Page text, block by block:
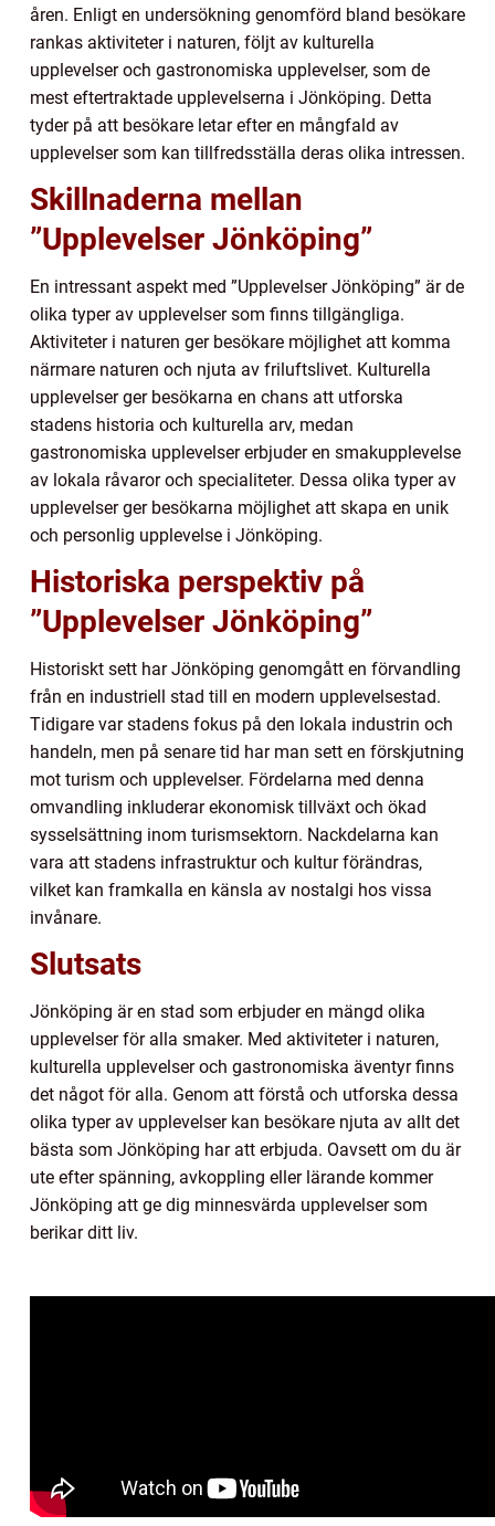
åren. Enligt en undersökning genomförd bland besökare
rankas aktiviteter i naturen, följt av kulturella
upplevelser och gastronomiska upplevelser, som de
mest eftertraktade upplevelserna i Jönköping. Detta
tyder på att besökare letar efter en mångfald av
upplevelser som kan tillfredsställa deras olika intressen.
Skillnaderna mellan
”Upplevelser Jönköping”
En intressant aspekt med ”Upplevelser Jönköping” är de
olika typer av upplevelser som finns tillgängliga.
Aktiviteter i naturen ger besökare möjlighet att komma
närmare naturen och njuta av friluftslivet. Kulturella
upplevelser ger besökarna en chans att utforska
stadens historia och kulturella arv, medan
gastronomiska upplevelser erbjuder en smakupplevelse
av lokala råvaror och specialiteter. Dessa olika typer av
upplevelser ger besökarna möjlighet att skapa en unik
och personlig upplevelse i Jönköping.
Historiska perspektiv på
”Upplevelser Jönköping”
Historiskt sett har Jönköping genomgått en förvandling
från en industriell stad till en modern upplevelsestad.
Tidigare var stadens fokus på den lokala industrin och
handeln, men på senare tid har man sett en förskjutning
mot turism och upplevelser. Fördelarna med denna
omvandling inkluderar ekonomisk tillväxt och ökad
sysselsättning inom turismsektorn. Nackdelarna kan
vara att stadens infrastruktur och kultur förändras,
vilket kan framkalla en känsla av nostalgi hos vissa
invånare.
Slutsats
Jönköping är en stad som erbjuder en mängd olika
upplevelser för alla smaker. Med aktiviteter i naturen,
kulturella upplevelser och gastronomiska äventyr finns
det något för alla. Genom att förstå och utforska dessa
olika typer av upplevelser kan besökare njuta av allt det
bästa som Jönköping har att erbjuda. Oavsett om du är
ute efter spänning, avkoppling eller lärande kommer
Jönköping att ge dig minnesvärda upplevelser som
berikar ditt liv.